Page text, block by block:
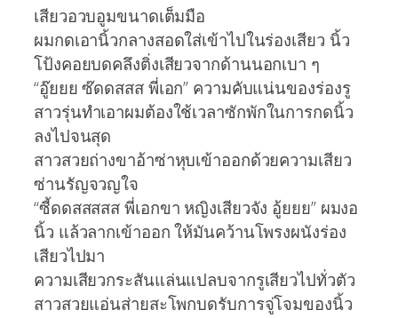
เสียวอวบอูมขนาดเต็มมือ
ผมกดเอานิ้วกลางสอดใส่เข้าไปในร่องเสียว นิ้ว
โป้งคอยบดคลึงติ่งเสียวจากด้านนอกเบา ๆ
“อู๊ยยย ซ๊ดดสสส พี่เอก” ความคับแน่นของร่องรู
สาวรุ่นทำเอาผมต้องใช้เวลาซักพักในการกดนิ้ว
ลงไปจนสุด
สาวสวยถ่างขาอ้าซ่าหุบเข้าออกด้วยความเสียว
ซ่านรัญจวญใจ
“ซี้ดดสสสสส พี่เอกขา หญิงเสียวจัง อู้ยยย” ผมงอ
นิ้ว แล้วลากเข้าออก ให้มันคว้านโพรงผนังร่อง
เสียวไปมา
ความเสียวกระสันแล่นแปลบจากรูเสียวไปทั่วตัว
สาวสวยแอ่นส่ายสะโพกบดรับการจู่โจมของนิ้ว